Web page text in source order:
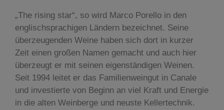
„The rising star“, so wird Marco Porello in den
englischsprachigen Ländern bezeichnet. Seine
überzeugenden Weine haben sich dort in kurzer
Zeit einen großen Namen gemacht und auch hier
überzeugt er mit seinen eigenständigen Weinen.
Seit 1994 leitet er das Familienweingut in Canale
und investierte von Beginn an viel Kraft und Energie
in die alten Weinberge und neuste Kellertechnik.